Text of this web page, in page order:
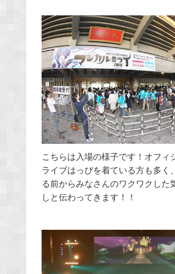
こちらは入場の様子です！オフィ
ライブはっぴを着ている方も多く
る前からみなさんのワクワクした
しと伝わってきます！！